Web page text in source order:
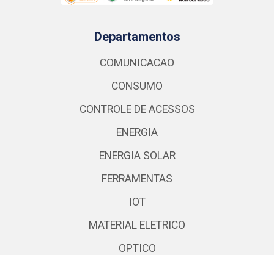
Departamentos
COMUNICACAO
CONSUMO
CONTROLE DE ACESSOS
ENERGIA
ENERGIA SOLAR
FERRAMENTAS
IOT
MATERIAL ELETRICO
OPTICO